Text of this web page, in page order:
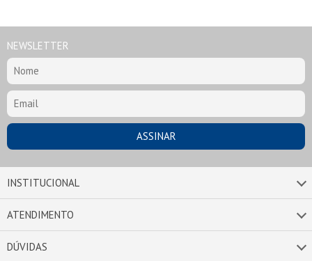
NEWSLETTER
INSTITUCIONAL
ATENDIMENTO
DÚVIDAS